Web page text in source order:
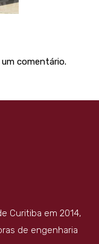
comentário.
Curitiba em 2014,
de engenharia